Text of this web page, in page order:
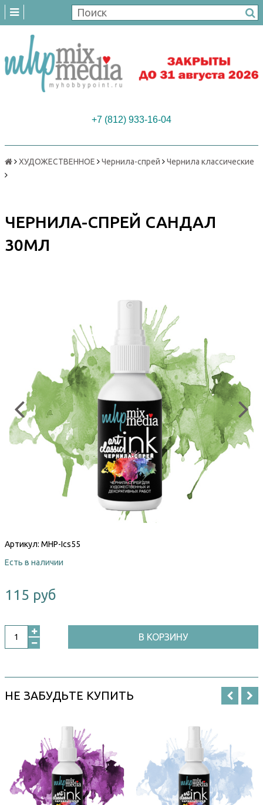
+7 (812) 933-16-04
ХУДОЖЕСТВЕННОЕ Чернила-спрей Чернила классические
ЧЕРНИЛА-СПРЕЙ САНДАЛ
30МЛ
Артикул: MHP-Ics55
Есть в наличии
115 руб
В КОРЗИНУ
НЕ ЗАБУДЬТЕ КУПИТЬ